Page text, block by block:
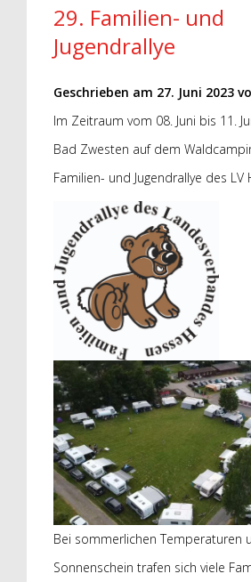
29. Familien- und
Jugendrallye
Geschrieben am 27. Juni 2023
Im Zeitraum vom 08. Juni bis 11.
Bad Zwesten auf dem
Familien- und Jugendrallye des
Bei sommerlichen Temperaturen
Sonnenschein trafen sich viele